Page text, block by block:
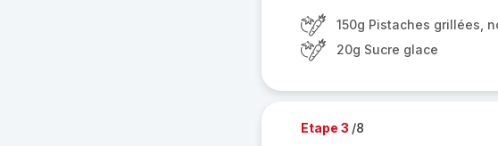
150g Pistaches grillées,
20g Sucre glace
Etape 3 /8